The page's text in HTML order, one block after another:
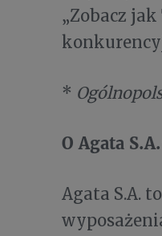
„Zobacz
*
O Agata
Agata S.A.